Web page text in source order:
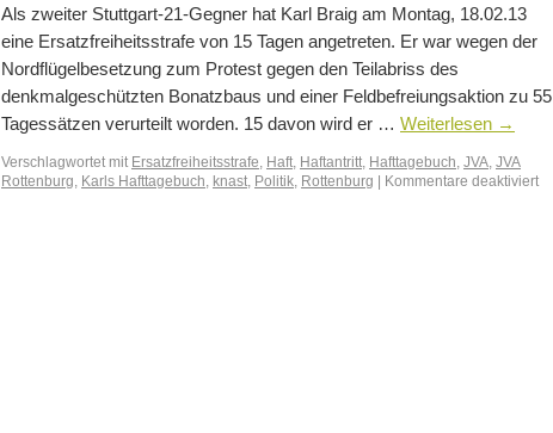
Als zweiter Stuttgart-21-Gegner hat Karl Braig am Montag, 18.02.13
eine Ersatzfreiheitsstrafe von 15 Tagen angetreten. Er war wegen der
Nordflügelbesetzung zum Protest gegen den Teilabriss des
denkmalgeschützten Bonatzbaus und einer Feldbefreiungsaktion zu 55
Tagessätzen verurteilt worden. 15 davon wird er … Weiterlesen →
Verschlagwortet mit Ersatzfreiheitsstrafe Haft Haftantritt Hafttagebuch JVA JVA
Rottenburg
Karls Hafttagebuch knast Politik Rottenburg | Kommentare deaktiviert